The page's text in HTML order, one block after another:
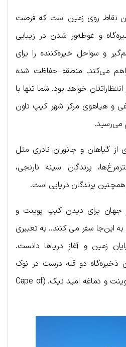
نقاط روی زمین است که فرصت
و غوطه‌ور شدن در زیبایی
و سواحل خیره‌کننده را برای
می‌کند. منطقه حفاظت شده
خواهد بود. شما تنها با
و هیاهوی مرکز شهر کیپ تاون
می‌رسید.
گیاهان و جانوران نادری مثل
پرندگان سینه نارنجی،
همچنین پرندگان دریایی است.
جهان برای دیدن کیپ پوینت و
به این‌جا سفر می کنند.. به تعبیری
زمین و آغاز دریاها دانست.
ذخیره‌گاه دو قله درست در نوک
شبه جزیره هستند: کیپ پوینت و دماغه امید نیک. (Cape of